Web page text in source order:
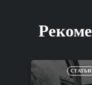
СТАТЬИ